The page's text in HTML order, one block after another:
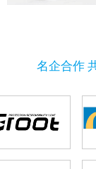
名企合作